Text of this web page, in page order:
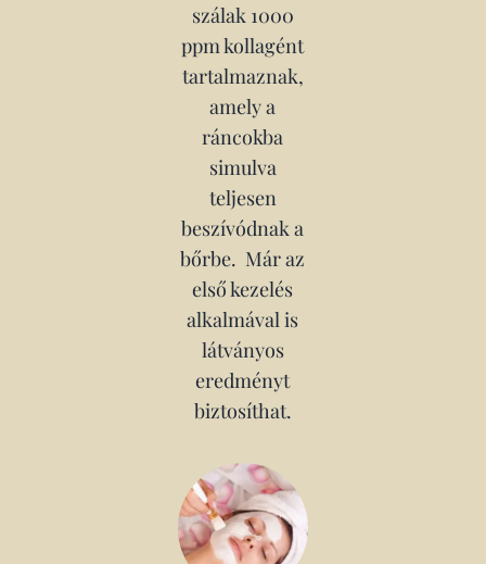
szálak 1000
ppm kollagént
tartalmaznak,
amely a
ráncokba
simulva
teljesen
beszívódnak a
bőrbe. Már az
első kezelés
alkalmával is
látványos
eredményt
biztosíthat.